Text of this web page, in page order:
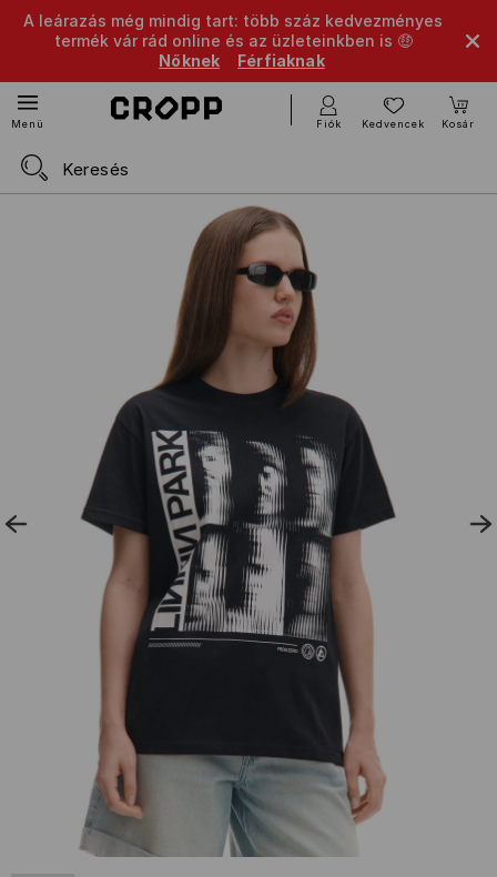
A leárazás még mindig tart: több száz kedvezményes
termék vár rád online és az üzleteinkben is 🤑
Nőknek
Férfiaknak
Menü Fiók Kedvencek Kosár